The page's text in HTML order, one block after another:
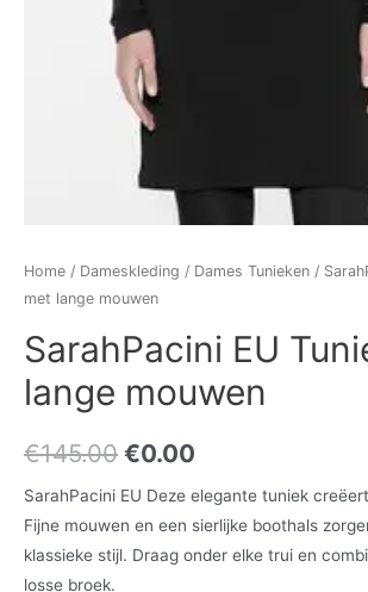
Home / Dameskleding / Dames Tunieken /
met lange mouwen
SarahPacini EU
lange mouwen
€145.00 €0.00
SarahPacini EU Deze elegante tuniek
Fijne mouwen en een sierlijke boothals
klassieke stijl. Draag onder elke trui en
losse broek.